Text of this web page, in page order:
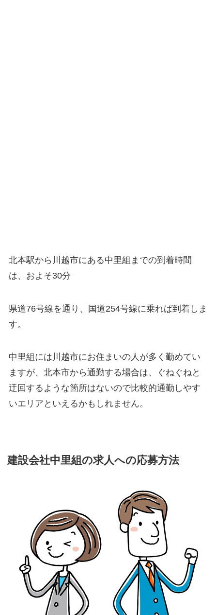
北本駅から川越市にある中里組までの到着時間
は、およそ30分
県道76号線を通り、国道254号線に乗れば到着しま
す。
中里組には川越市にお住まいの人が多く勤めてい
ますが、北本市から通勤する場合は、ぐねぐねと
迂回するような箇所はないので比較的通勤しやす
いエリアといえるかもしれません。
建設会社中里組の求人への応募方法